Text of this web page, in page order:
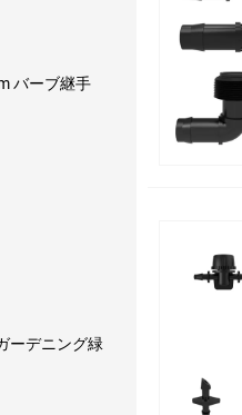
バーブ継手
ーデニング緑